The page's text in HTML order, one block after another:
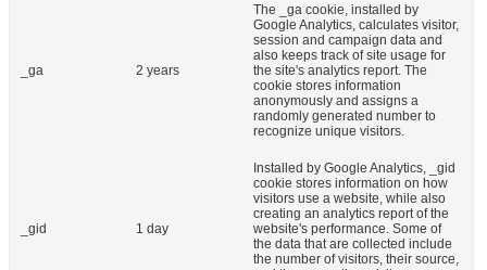
_ga 2 years
The _ga cookie, installed by
Google Analytics, calculates visitor,
session and campaign data and
also keeps track of site usage for
the site's analytics report. The
cookie stores information
anonymously and assigns a
randomly generated number to
recognize unique visitors.
_gid 1 day
Installed by Google Analytics, _gid
cookie stores information on how
visitors use a website, while also
creating an analytics report of the
website's performance. Some of
the data that are collected include
the number of visitors, their source,